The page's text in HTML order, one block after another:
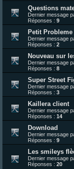
Questions
Dernier message
Réponses : 9
Petit Probleme
Dernier message
Réponses : 2
Nouveau sur
Dernier message
Réponses : 8
Super Street
Dernier message
Réponses : 3
Kaillera client
Dernier message
Réponses : 14
Download
Dernier message
Réponses : 9
Les smileys
Dernier message
Réponses : 20